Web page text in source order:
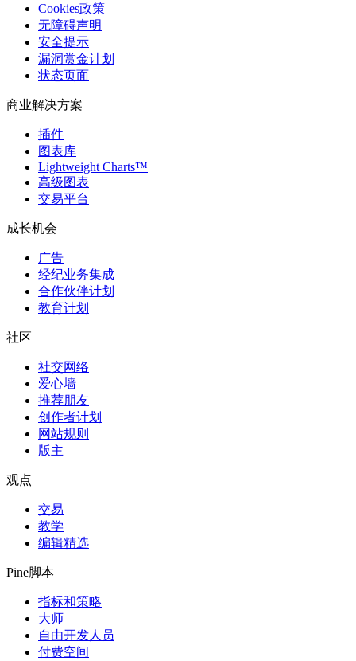
Cookies政策
无障碍声明
安全提示
漏洞赏金计划
状态页面
商业解决方案
插件
图表库
Lightweight Charts™
高级图表
交易平台
成长机会
广告
经纪业务集成
合作伙伴计划
教育计划
社区
社交网络
爱心墙
推荐朋友
创作者计划
网站规则
版主
观点
交易
教学
编辑精选
Pine脚本
指标和策略
大师
自由开发人员
付费空间